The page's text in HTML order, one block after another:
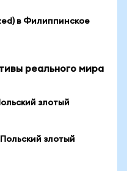
в Филиппинское
реального мира
злотый
злотый